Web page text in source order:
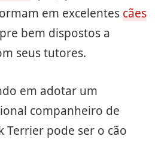
em excelentescães
bem dispostos a
seus tutores.
em adotar um
companheiro de
Terrier pode ser o cão